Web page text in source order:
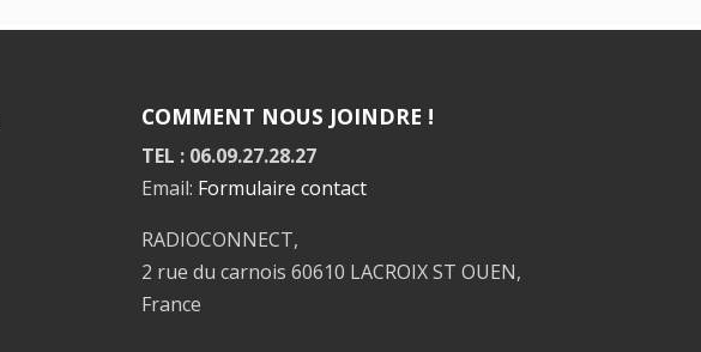
COMMENT NOUS JOINDRE !
TEL : 06.09.27.28.27
Email: Formulaire contact
RADIOCONNECT,
2 rue du carnois 60610 LACROIX ST OUEN,
France